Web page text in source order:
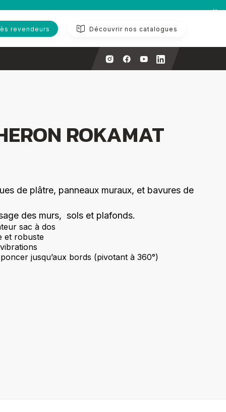
revendeurs Découvrir nos catalogues
ROKAMAT
de plâtre, panneaux muraux, et bavures de
des murs, sols et plafonds.
sac à dos
et robuste
jusqu’aux bords (pivotant à 360°)